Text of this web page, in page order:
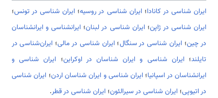
ایران شناسی در کانادا؛ایران شناسی در روسیه؛ ایران شناسی در تونس؛
ایران شناسی در ژاپن؛ایران شناسی در لبنان؛ ایرانشناسی و ایرانشناسان
در چین؛ ایران شناسی در سنگال؛ایران شناسی در مالی؛ایران‌شناسی در
تایلند؛ایران شناسی و ایران شناسان در اوکراین؛ ایران شناسی و
ایرانشناسان در اسپانیا؛ ايران شناسی و ايران شناسان اردن؛ ایران شناسی
در اتیوپی؛ ایران شناسی در سیرالئون؛ ایران شناسی در قطر.